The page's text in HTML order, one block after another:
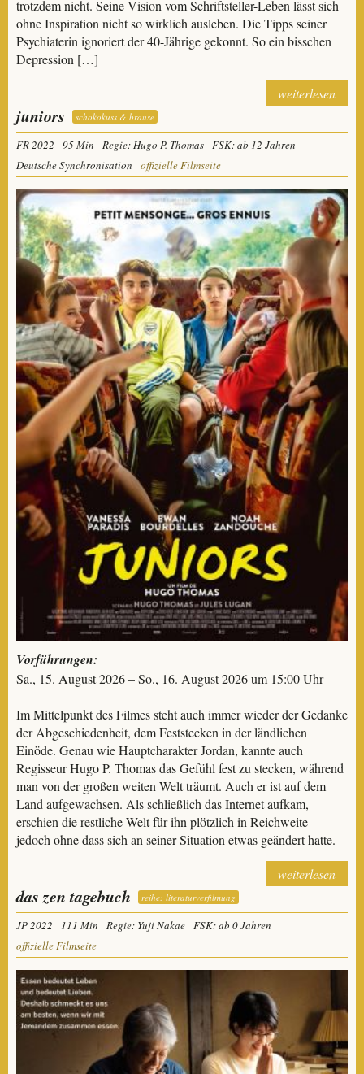
trotzdem nicht. Seine Vision vom Schriftsteller-Leben lässt sich
ohne Inspiration nicht so wirklich ausleben. Die Tipps seiner
Psychiaterin ignoriert der 40-Jährige gekonnt. So ein bisschen
Depression […]
weiterlesen
juniors schokokuss & brause
FR 2022 95 Min Regie: Hugo P. Thomas FSK: ab 12 Jahren
Deutsche Synchronisation
offizielle Filmseite
Vorführungen:
Sa., 15. August 2026 – So., 16. August 2026 um 15:00 Uhr
Im Mittelpunkt des Filmes steht auch immer wieder der Gedanke
der Abgeschiedenheit, dem Feststecken in der ländlichen
Einöde. Genau wie Hauptcharakter Jordan, kannte auch
Regisseur Hugo P. Thomas das Gefühl fest zu stecken, während
man von der großen weiten Welt träumt. Auch er ist auf dem
Land aufgewachsen. Als schließlich das Internet aufkam,
erschien die restliche Welt für ihn plötzlich in Reichweite –
jedoch ohne dass sich an seiner Situation etwas geändert hatte.
weiterlesen
das zen tagebuch reihe: literaturverfilmung
JP 2022 111 Min Regie: Yuji Nakae FSK: ab 0 Jahren
offizielle Filmseite